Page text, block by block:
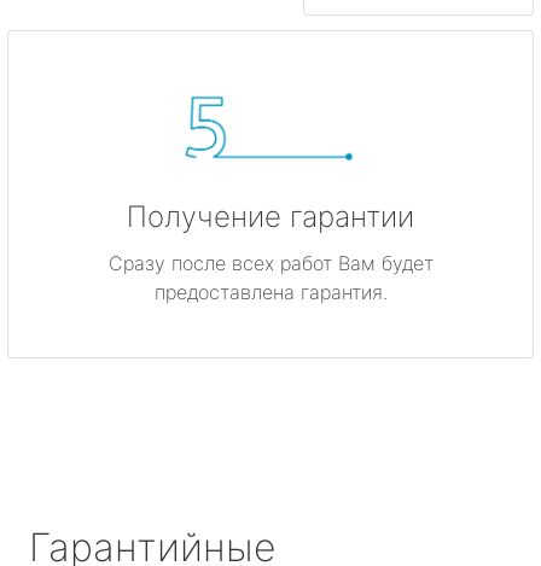
Получение гарантии
Сразу после всех работ Вам будет
предоставлена гарантия.
Гарантийные